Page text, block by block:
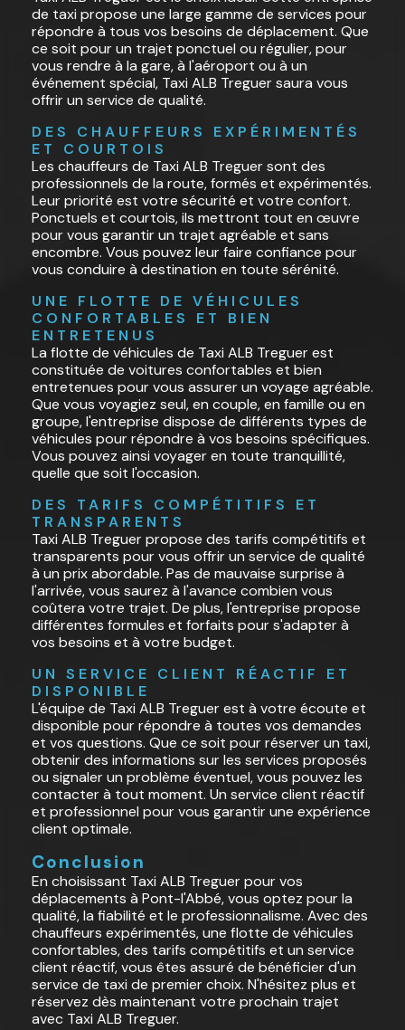
de taxi propose une large gamme de services pour
répondre à tous vos besoins de déplacement. Que
ce soit pour un trajet ponctuel ou régulier, pour
vous rendre à la gare, à l'aéroport ou à un
événement spécial, Taxi ALB Treguer saura vous
offrir un service de qualité.
DES CHAUFFEURS EXPÉRIMENTÉS
ET COURTOIS
Les chauffeurs de Taxi ALB Treguer sont des
professionnels de la route, formés et expérimentés.
Leur priorité est votre sécurité et votre confort.
Ponctuels et courtois, ils mettront tout en œuvre
pour vous garantir un trajet agréable et sans
encombre. Vous pouvez leur faire confiance pour
vous conduire à destination en toute sérénité.
UNE FLOTTE DE VÉHICULES
CONFORTABLES ET BIEN
ENTRETENUS
La flotte de véhicules de Taxi ALB Treguer est
constituée de voitures confortables et bien
entretenues pour vous assurer un voyage agréable.
Que vous voyagiez seul, en couple, en famille ou en
groupe, l'entreprise dispose de différents types de
véhicules pour répondre à vos besoins spécifiques.
Vous pouvez ainsi voyager en toute tranquillité,
quelle que soit l'occasion.
DES TARIFS COMPÉTITIFS ET
TRANSPARENTS
Taxi ALB Treguer propose des tarifs compétitifs et
transparents pour vous offrir un service de qualité
à un prix abordable. Pas de mauvaise surprise à
l'arrivée, vous saurez à l'avance combien vous
coûtera votre trajet. De plus, l'entreprise propose
différentes formules et forfaits pour s'adapter à
vos besoins et à votre budget.
UN SERVICE CLIENT RÉACTIF ET
DISPONIBLE
L'équipe de Taxi ALB Treguer est à votre écoute et
disponible pour répondre à toutes vos demandes
et vos questions. Que ce soit pour réserver un taxi,
obtenir des informations sur les services proposés
ou signaler un problème éventuel, vous pouvez les
contacter à tout moment. Un service client réactif
et professionnel pour vous garantir une expérience
client optimale.
Conclusion
En choisissant Taxi ALB Treguer pour vos
déplacements à Pont-l'Abbé, vous optez pour la
qualité, la fiabilité et le professionnalisme. Avec des
chauffeurs expérimentés, une flotte de véhicules
confortables, des tarifs compétitifs et un service
client réactif, vous êtes assuré de bénéficier d'un
service de taxi de premier choix. N'hésitez plus et
réservez dès maintenant votre prochain trajet
avec Taxi ALB Treguer.